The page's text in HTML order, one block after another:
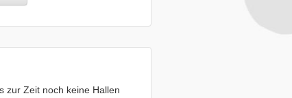
zur Zeit noch keine Hallen